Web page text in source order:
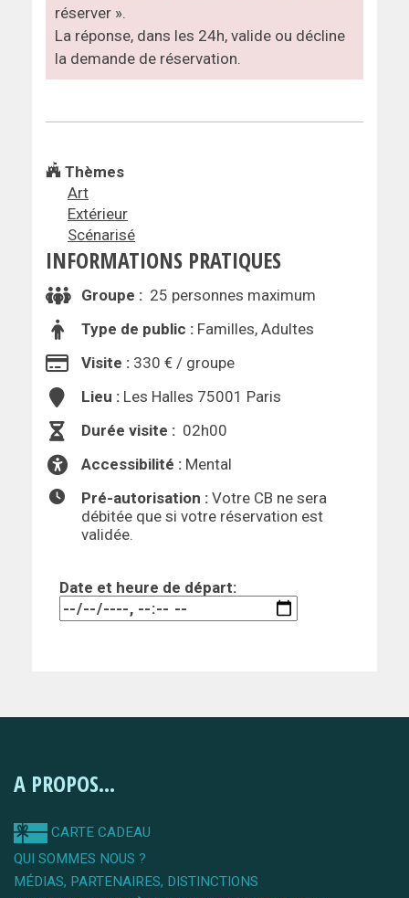
réserver ».
La réponse, dans les 24h, valide ou décline
la demande de réservation.
Thèmes
Art
Extérieur
Scénarisé
INFORMATIONS PRATIQUES
Groupe : 25 personnes maximum
Type de public : Familles, Adultes
Visite : 330 € / groupe
Lieu : Les Halles 75001 Paris
Durée visite : 02h00
Accessibilité : Mental
Pré-autorisation : Votre CB ne sera
débitée que si votre réservation est
validée.
Date et heure de départ:
A PROPOS...
CARTE CADEAU
QUI SOMMES NOUS ?
MÉDIAS, PARTENAIRES, DISTINCTIONS